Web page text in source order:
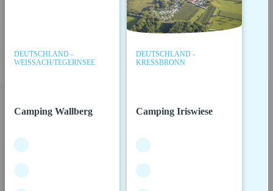
DEUTSCHLAND -
WEISSACH/TEGERNSEE
Camping Wallberg
DEUTSCHLAND -
KRESSBRONN
Camping Iriswiese